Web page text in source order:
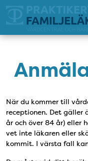
När du kommer till
receptionen. Det gäller
år och över 84 år) eller
vet inte läkaren eller
kommit. I värsta fall